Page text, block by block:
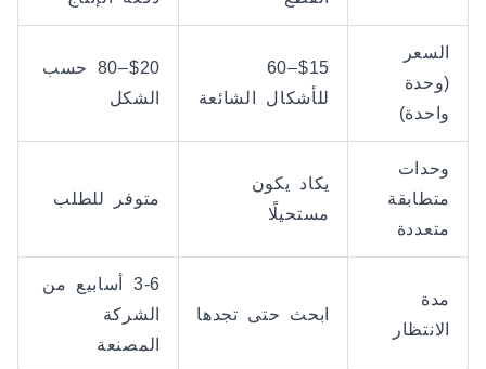
السعر
(وحدة
واحدة)
$15–60
للأشكال الشائعة
$20–80 حسب
الشكل
وحدات
متطابقة
متعددة
يكاد يكون
مستحيلًا
متوفر للطلب
مدة
الانتظار
ابحث حتى تجدها
3-6 أسابيع من
الشركة
المصنعة